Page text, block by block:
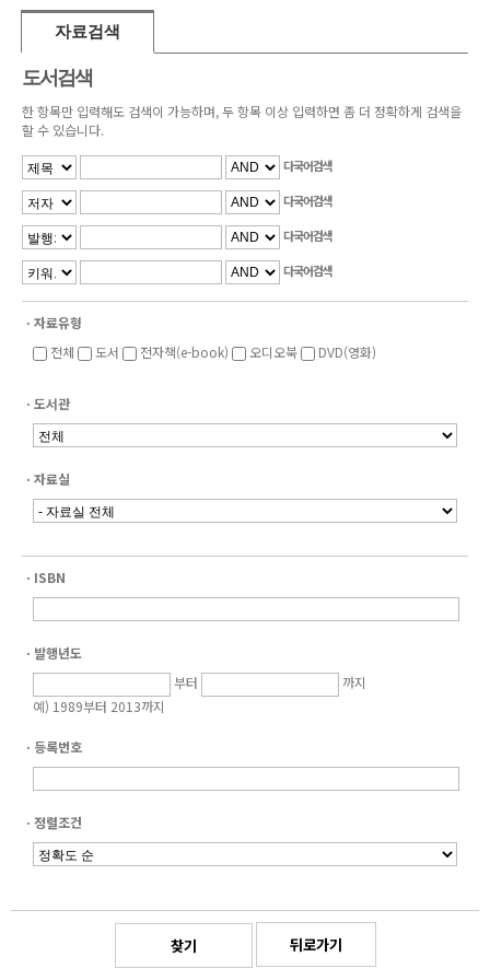
자료검색
도서검색
한 항목만 입력해도 검색이 가능하며, 두 항목 이상 입력하면 좀 더 정확하게 검색을
할 수 있습니다.
다국어검색
다국어검색
다국어검색
다국어검색
ㆍ자료유형
전체
도서 전자책(e-book) 오디오북 DVD(영화)
ㆍ도서관
ㆍ자료실
ㆍISBN
ㆍ발행년도
부터
까지
예) 1989부터 2013까지
ㆍ등록번호
ㆍ정렬조건
뒤로가기